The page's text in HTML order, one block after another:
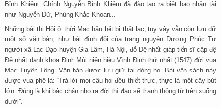
Bỉnh Khiêm. Chính Nguyễn Bỉnh Khiêm đã đào tạo ra biết bao nhân tài
như Nguyễn Dữ, Phùng Khắc Khoan...
Những bài thi Hội ở thời Mạc hầu hết bị thất lạc, tuy vậy vẫn còn lưu dữ
một số văn bản, như bài đình đối của trạng nguyên Dương Phúc Tư
người xã Lạc Đạo huyện Gia Lâm, Hà Nội, đỗ Đệ nhất giáp tiến sĩ cập đệ
Đệ nhất danh khoa Đinh Mùi niên hiệu Vĩnh Định thứ nhất (1547) đời vua
Mạc Tuyên Tông. Văn bản được lưu giữ tại dòng họ. Bài văn sách này
được vua phê là: “Trả lời mọi câu hỏi đều thiết thực, thực là một cây bút
lớn. Đúng là khi bậc chân nho ra đời thì đạo sẽ thanh thông từ trên xuống
dưới”.